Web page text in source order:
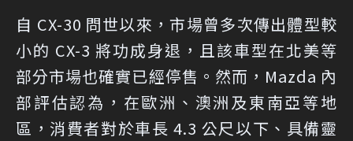
自 CX-30 問世以來，市場曾多次傳出體型較
小的 CX-3 將功成身退，且該車型在北美等
部分市場也確實已經停售。然而，Mazda 內
部評估認為，在歐洲、澳洲及東南亞等地
區，消費者對於車長 4.3 公尺以下、具備靈